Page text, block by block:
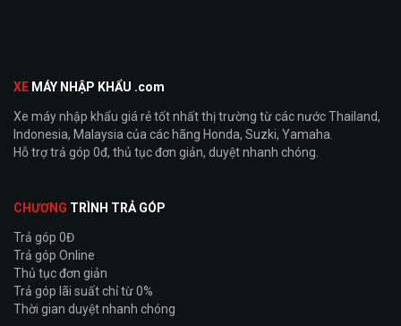
XE MÁY NHẬP KHẨU .com
Xe máy nhập khẩu giá rẻ tốt nhất thị trường từ các nước Thailand,
Indonesia, Malaysia của các hãng Honda, Suzki, Yamaha.
Hỗ trợ trả góp 0đ, thủ tục đơn giản, duyệt nhanh chóng.
CHƯƠNG TRÌNH TRẢ GÓP
Trả góp 0Đ
Trả góp Online
Thủ tục đơn giản
Trả góp lãi suất chỉ từ 0%
Thời gian duyệt nhanh chóng